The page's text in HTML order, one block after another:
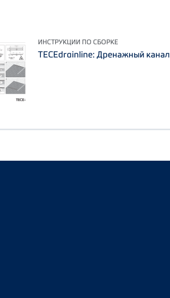
ИНСТРУКЦИИ ПО СБОРКЕ
TECEdrainline: Дренажный канал